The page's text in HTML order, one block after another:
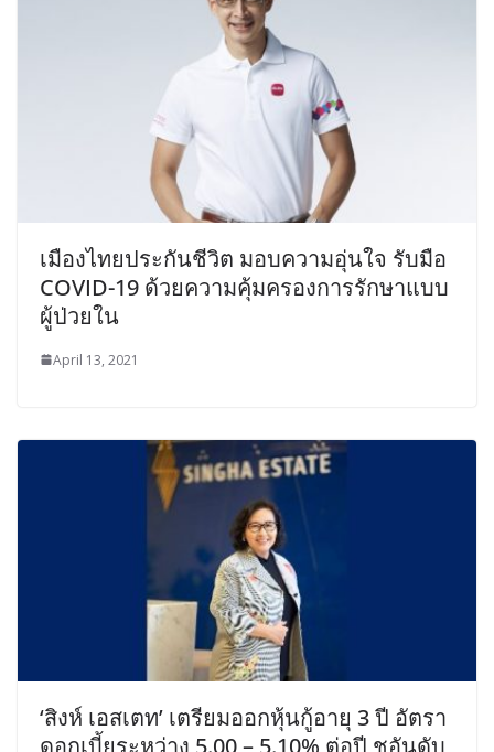
เมืองไทยประกันชีวิต มอบความอุ่นใจ รับมือ
COVID-19 ด้วยความคุ้มครองการรักษาแบบ
ผู้ป่วยใน
April 13, 2021
‘สิงห์ เอสเตท’ เตรียมออกหุ้นกู้อายุ 3 ปี อัตรา
ดอกเบี้ยระหว่าง 5.00 – 5.10% ต่อปี ชูอันดับ